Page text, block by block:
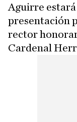
Aguirre estará
presentación
rector
Cardenal